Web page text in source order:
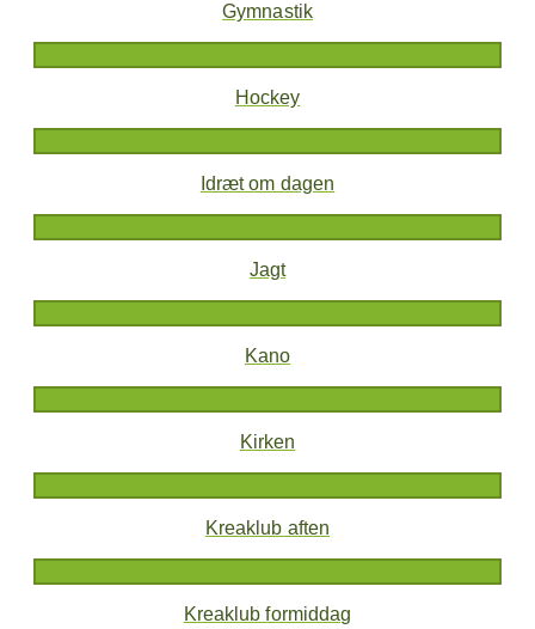
Gymnastik
Hockey
Idræt om dagen
Jagt
Kano
Kirken
Kreaklub aften
Kreaklub formiddag